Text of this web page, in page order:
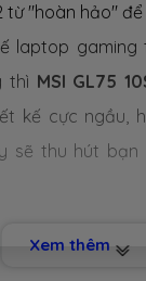
51WHrs Li-ion Battery
2.6 kg
từ "hoàn hảo"
laptop
thì MSI GL75
kế cực ngầu,
sẽ thu hút
Xem thêm